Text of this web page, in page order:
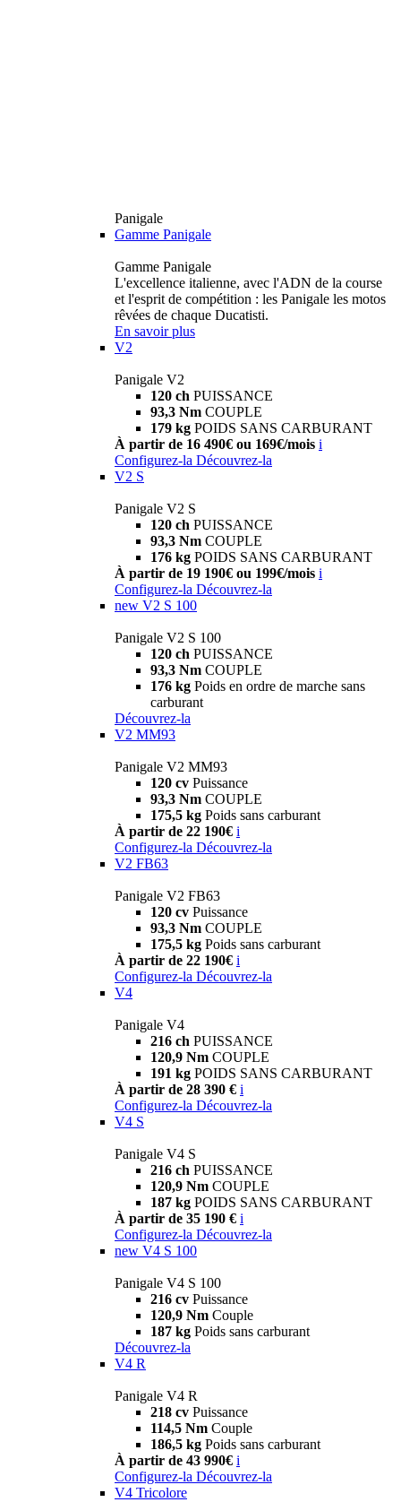
Panigale
Gamme Panigale
Gamme Panigale
L'excellence italienne, avec l'ADN de la course
et l'esprit de compétition : les Panigale les motos
rêvées de chaque Ducatisti.
En savoir plus
V2
Panigale V2
120 ch PUISSANCE
93,3 Nm COUPLE
179 kg POIDS SANS CARBURANT
À partir de 16 490€ ou 169€/mois i
Configurez-la Découvrez-la
V2 S
Panigale V2 S
120 ch PUISSANCE
93,3 Nm COUPLE
176 kg POIDS SANS CARBURANT
À partir de 19 190€ ou 199€/mois i
Configurez-la Découvrez-la
new V2 S 100
Panigale V2 S 100
120 ch PUISSANCE
93,3 Nm COUPLE
176 kg Poids en ordre de marche sans
carburant
Découvrez-la
V2 MM93
Panigale V2 MM93
120 cv Puissance
93,3 Nm COUPLE
175,5 kg Poids sans carburant
À partir de 22 190€ i
Configurez-la Découvrez-la
V2 FB63
Panigale V2 FB63
120 cv Puissance
93,3 Nm COUPLE
175,5 kg Poids sans carburant
À partir de 22 190€ i
Configurez-la Découvrez-la
V4
Panigale V4
216 ch PUISSANCE
120,9 Nm COUPLE
191 kg POIDS SANS CARBURANT
À partir de 28 390 € i
Configurez-la Découvrez-la
V4 S
Panigale V4 S
216 ch PUISSANCE
120,9 Nm COUPLE
187 kg POIDS SANS CARBURANT
À partir de 35 190 € i
Configurez-la Découvrez-la
new V4 S 100
Panigale V4 S 100
216 cv Puissance
120,9 Nm Couple
187 kg Poids sans carburant
Découvrez-la
V4 R
Panigale V4 R
218 cv Puissance
114,5 Nm Couple
186,5 kg Poids sans carburant
À partir de 43 990€ i
Configurez-la Découvrez-la
V4 Tricolore